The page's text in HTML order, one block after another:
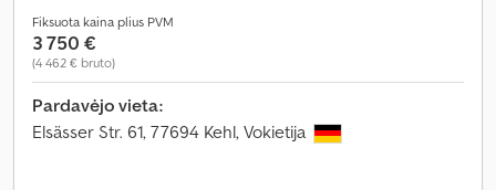
Fiksuota kaina plius PVM
3 750 €
(4 462 € bruto)
Pardavėjo vieta:
Elsässer Str. 61, 77694 Kehl, Vokietija